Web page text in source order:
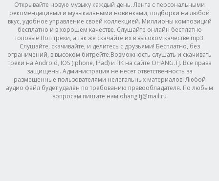
Открывайте новую музыку каждый день. Лента с персональными
рекомендациями и музыкальными новинками, подборки на любой
вкус, удобное управление своей коллекцией. Миллионы композиций
бесплатно и в хорошем качестве. Слушайте онлайн бесплатно
топовые Поп треки, а так же скачайте их в высоком качестве mp3.
Слушайте, скачивайте, и делитесь с друзьями! Бесплатно, без
ограничений, в высоком битрейте.Возможность слушать и скачивать
треки на Android, IOS (Iphone, IPad) и ПК на сайте OHANG.TJ. Все права
защищены. Администрация не несет ответственность за
размещенные пользователями нелегальных материалов! Любой
аудио файл будет удалён по требованию правообладателя. По любым
вопросам пишите нам ohang.tj@mail.ru